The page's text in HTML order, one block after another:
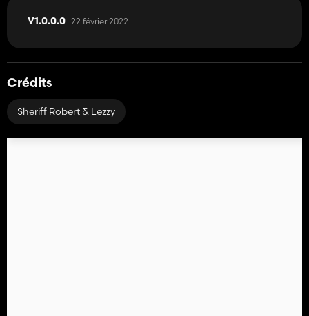
V1.0.0.0 22 février 2022
Crédits
Sheriff Robert & Lezzy